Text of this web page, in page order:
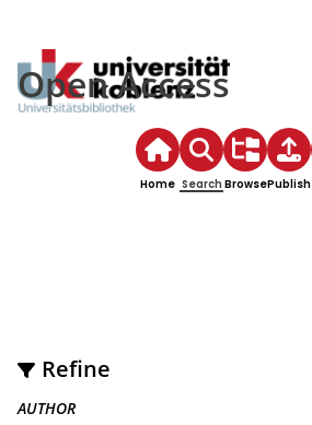
Open Access
Home Search BrowsePublish
Refine
AUTHOR